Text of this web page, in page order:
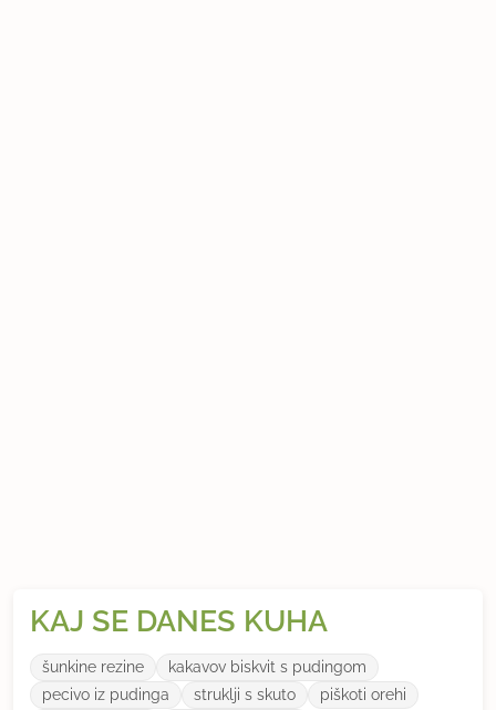
KAJ SE DANES KUHA
šunkine rezine
kakavov biskvit s pudingom
pecivo iz pudinga
struklji s skuto
piškoti orehi